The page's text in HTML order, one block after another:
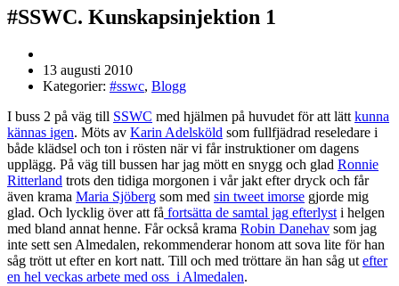
#SSWC. Kunskapsinjektion 1
13 augusti 2010
Kategorier: #sswc, Blogg
I buss 2 på väg till SSWC med hjälmen på huvudet för att lättkunna
kännas igen. Möts av Karin Adelsköld som fullfjädrad reseledare i
både klädsel och ton i rösten när vi får instruktioner om dagens
upplägg. På väg till bussen har jag mött en snygg och glad Ronnie
Ritterland trots den tidiga morgonen i vår jakt efter dryck och får
även krama Maria Sjöberg som med sin tweet imorse gjorde mig
glad. Och lycklig över att få fortsätta de samtal jag efterlysti helgen
med bland annat henne. Får också krama Robin Danehav som jag
inte sett sen Almedalen, rekommenderar honom att sova lite för han
såg trött ut efter en kort natt. Till och med tröttare än han såg utefter
en hel veckas arbete med oss i Almedalen.